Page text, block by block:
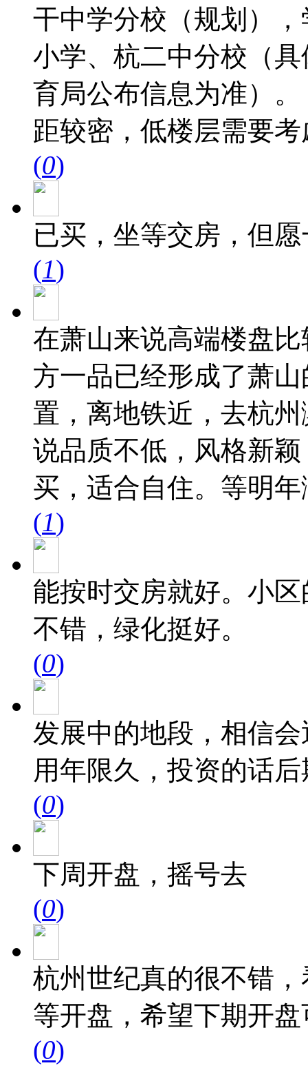
干中学分校（规划）
小学、杭二中分校（
育局公布信息为准）
距较密，低楼层需要
(0)
已买，坐等交房，但
(1)
在萧山来说高端楼盘
方一品已经形成了萧
置，离地铁近，去杭
说品质不低，风格新
买，适合自住。等明
(1)
能按时交房就好。小
不错，绿化挺好。
(0)
发展中的地段，相信
用年限久，投资的话
(0)
下周开盘，摇号去
(0)
杭州世纪真的很不错
等开盘，希望下期开
(0)